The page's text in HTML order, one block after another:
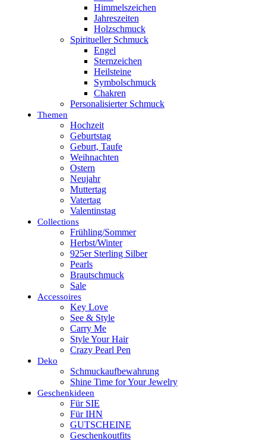
Himmelszeichen
Jahreszeiten
Holzschmuck
Spiritueller Schmuck
Engel
Sternzeichen
Heilsteine
Symbolschmuck
Chakren
Personalisierter Schmuck
Themen
Hochzeit
Geburtstag
Geburt, Taufe
Weihnachten
Ostern
Neujahr
Muttertag
Vatertag
Valentinstag
Collections
Frühling/Sommer
Herbst/Winter
925er Sterling Silber
Pearls
Brautschmuck
Sale
Accessoires
Key Love
See & Style
Carry Me
Style Your Hair
Crazy Pearl Pen
Deko
Schmuckaufbewahrung
Shine Time for Your Jewelry
Geschenkideen
Für SIE
Für IHN
GUTSCHEINE
Geschenkoutfits